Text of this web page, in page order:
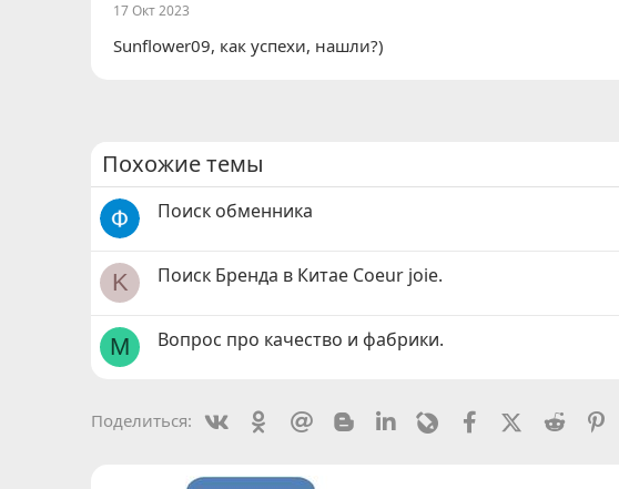
17 Окт 2023
Sunflower09, как успехи, нашли?)
Похожие темы
Поиск обменника
K Поиск Бренда в Китае Coeur joie.
M Вопрос про качество и фабрики.
Поделиться: VkontakteOdnoklassniki
Mail.ru BloggerLinkedinLivejournalFacebookX (Twitter)
Reddit